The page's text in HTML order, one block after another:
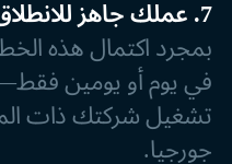
7. عملك جاهز للانطلاق
بمجرد اكتمال هذه
في يوم أو يومين
تشغيل شركتك ذات
جورجيا.